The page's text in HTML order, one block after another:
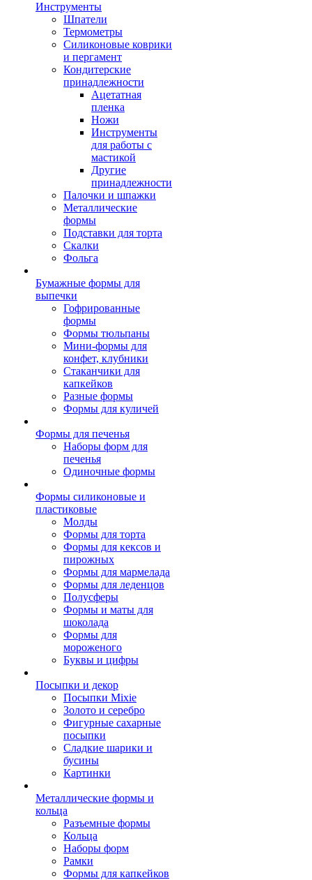
Инструменты
Шпатели
Термометры
Силиконовые коврики
и пергамент
Кондитерские
принадлежности
Ацетатная
пленка
Ножи
Инструменты
для работы с
мастикой
Другие
принадлежности
Палочки и шпажки
Металлические
формы
Подставки для торта
Скалки
Фольга
Бумажные формы для
выпечки
Гофрированные
формы
Формы тюльпаны
Мини-формы для
конфет, клубники
Стаканчики для
капкейков
Разные формы
Формы для куличей
Формы для печенья
Наборы форм для
печенья
Одиночные формы
Формы силиконовые и
пластиковые
Молды
Формы для торта
Формы для кексов и
пирожных
Формы для мармелада
Формы для леденцов
Полусферы
Формы и маты для
шоколада
Формы для
мороженого
Буквы и цифры
Посыпки и декор
Посыпки Mixie
Золото и серебро
Фигурные сахарные
посыпки
Сладкие шарики и
бусины
Картинки
Металлические формы и
кольца
Разъемные формы
Кольца
Наборы форм
Рамки
Формы для капкейков